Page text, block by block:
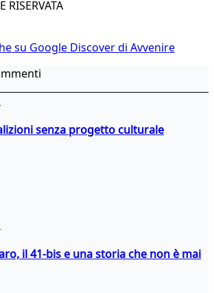
RISERVATA
su Google Discover di Avvenire
senza progetto culturale
il 41-bis e una storia che non è mai